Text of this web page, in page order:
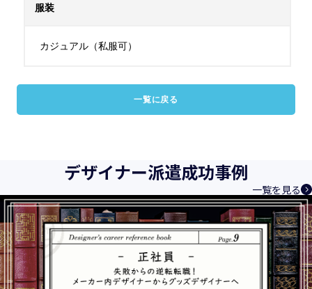
服装
カジュアル（私服可）
一覧に戻る
デザイナー派遣成功事例
一覧を見る